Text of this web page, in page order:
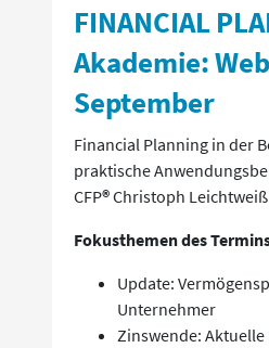
FINANCIAL
Akademie:
September
Financial Planning in der
praktische
CFP®Christoph
Fokusthemen des
Update:
Unternehmer
Zinswende: